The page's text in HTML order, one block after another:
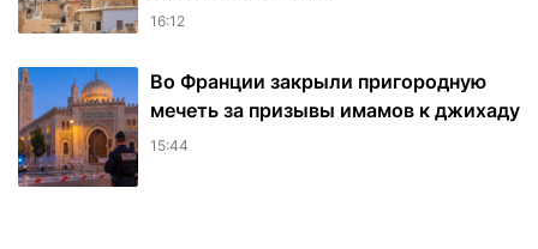
16:12
Во Франции закрыли пригородную
мечеть за призывы имамов к джихаду
15:44